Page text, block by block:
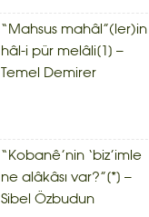
“Mahsus mahâl”(ler)in
hâl-i pür melâli[1] –
Temel Demirer
“Kobanê’nin ‘biz’imle
ne alâkâsı var?”[*] –
Sibel Özbudun